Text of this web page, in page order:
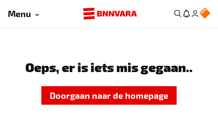
Menu
Oeps, er is iets mis gegaan..
Doorgaan naar de homepage